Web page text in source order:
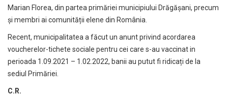
Marian Florea, din partea primăriei municipiului Drăgășani, precum
și membri ai comunității elene din România.
Recent, municipalitatea a făcut un anunt privind acordarea
voucherelor-tichete sociale pentru cei care s-au vaccinat in
perioada 1.09.2021 – 1.02.2022, banii au putut fi ridicați de la
sediul Primăriei.
C.R.